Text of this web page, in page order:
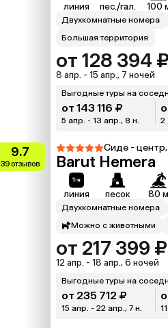
линия пес./гал. 100
Двухкомнатные номера
Большая территория
от 128 394 ₽
8 апр. - 15 апр., 7 ночей
Выгодные туры на
от 143 116 ₽
5 апр. - 13 апр., 8 н. 2
9.7
39 отзывов
Сиде -
Barut Hemera
линия песок 80 м
Двухкомнатные номера
Можно с животными
от 217 399 ₽
12 апр. - 18 апр., 6 ночей
Выгодные туры на
от 235 712 ₽
15 апр. - 22 апр., 7 н.